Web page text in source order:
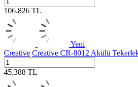
106.826 TL
Yeni
Creative Creative CR-8012 Akülü
45.388 TL